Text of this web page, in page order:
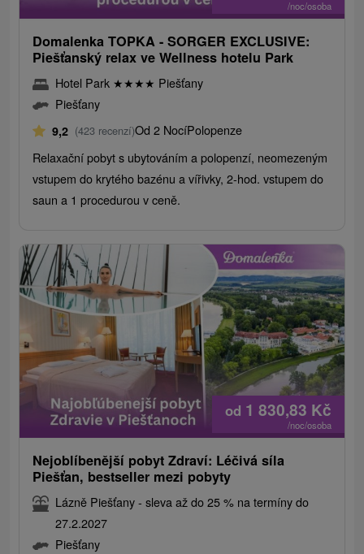
/noc/osoba
Domalenka TOPKA - SORGER EXCLUSIVE:
Piešťanský relax ve Wellness hotelu Park
Hotel Park ★★★★ Piešťany
Piešťany
9,2 (423 recenzí)Od 2 NocíPolopenze
Relaxační pobyt s ubytováním a polopenzí, neomezeným
vstupem do krytého bazénu a vířivky, 2-hod. vstupem do
saun a 1 procedurou v ceně.
od 1 830,83 Kč
/noc/osoba
Nejoblíbenější pobyt Zdraví: Léčivá síla
Piešťan, bestseller mezi pobyty
Lázně Piešťany - sleva až do 25 % na termíny do
27.2.2027
Piešťany